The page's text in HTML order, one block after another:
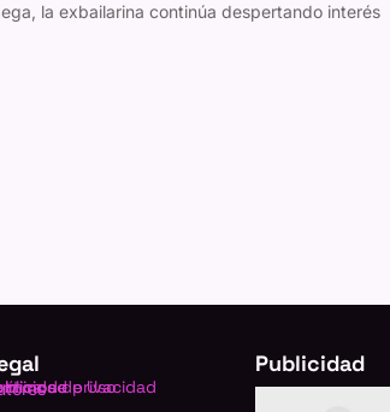
la exbailarina continúa despertando interés
de privacidad
de Uso
Publicidad